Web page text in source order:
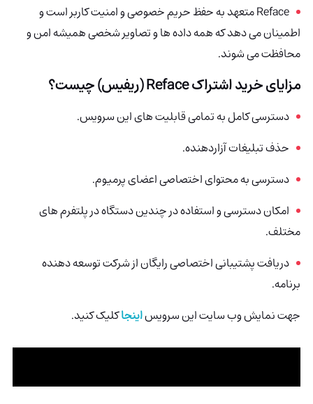
Reface متعهد به حفظ حریم خصوصی و امنیت کاربر است و
اطمینان می دهد که همه داده ها و تصاویر شخصی همیشه امن و
محافظت می شوند.
مزایای خرید اشتراک Reface (ریفیس) چیست؟
دسترسی کامل به تمامی قابلیت های این سرویس.
حذف تبلیغات آزاردهنده.
دسترسی به محتوای اختصاصی اعضای پرمیوم.
امکان دسترسی و استفاده در چندین دستگاه در پلتفرم های
مختلف.
دریافت پشتیبانی اختصاصی رایگان از شرکت توسعه دهنده
برنامه.
جهت نمایش وب سایت این سرویساینجاکلیک کنید.